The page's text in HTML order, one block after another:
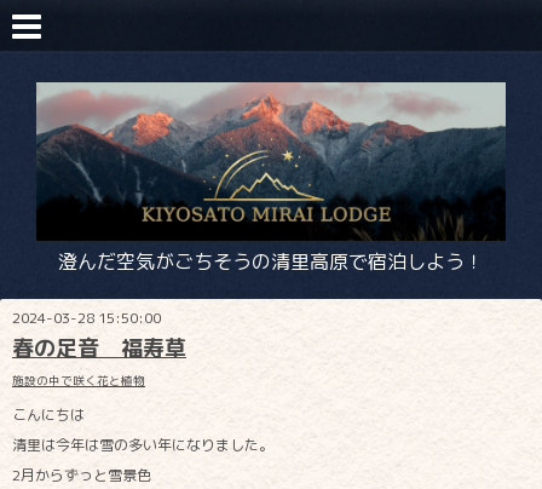
澄んだ空気がごちそうの清里高原で宿泊しよう！
2024-03-28 15:50:00
春の足音 福寿草
施設の中で咲く花と植物
こんにちは
清里は今年は雪の多い年になりました。
2月からずっと雪景色